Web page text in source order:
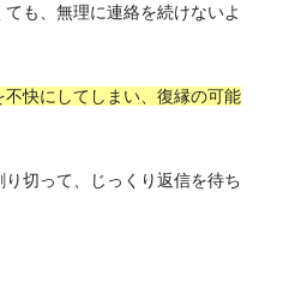
も、無理に連絡を続けないよ
快にしてしまい、復縁の可能
切って、じっくり返信を待ち